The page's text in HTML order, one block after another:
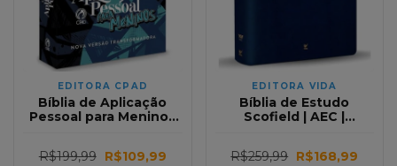
EDITORA CPAD
Bíblia de Aplicação
Pessoal para Meninos
R$199,99 R$109,99
EDITORA VIDA
Bíblia de Estudo
Scofield | AEC |
R$259,99 R$168,99